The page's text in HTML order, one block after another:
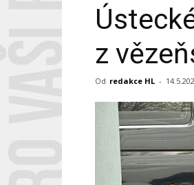
z
Od redakce HL -